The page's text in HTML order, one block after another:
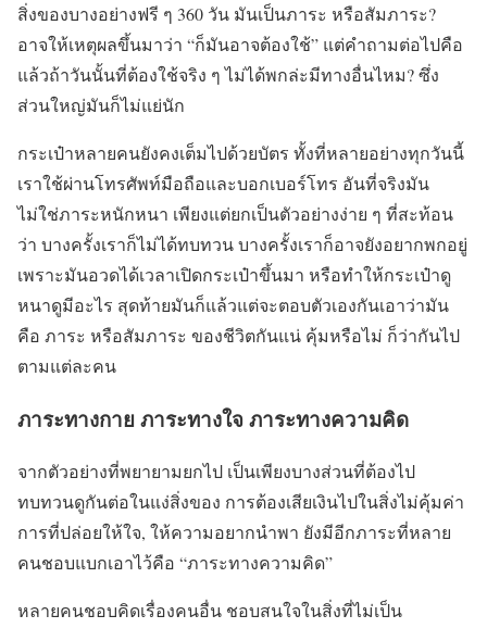
สิ่งของบางอย่างฟรี ๆ 360 วัน มันเป็นภาระ หรือสัมภาระ?
อาจให้เหตุผลขึ้นมาว่า “ก็มันอาจต้องใช้” แต่คำถามต่อไปคือ
แล้วถ้าวันนั้นที่ต้องใช้จริง ๆ ไม่ได้พกล่ะมีทางอื่นไหม? ซึ่ง
ส่วนใหญ่มันก็ไม่แย่นัก
กระเป๋าหลายคนยังคงเต็มไปด้วยบัตร ทั้งที่หลายอย่างทุกวันนี้
เราใช้ผ่านโทรศัพท์มือถือและบอกเบอร์โทร อันที่จริงมัน
ไม่ใช่ภาระหนักหนา เพียงแต่ยกเป็นตัวอย่างง่าย ๆ ที่สะท้อน
ว่า บางครั้งเราก็ไม่ได้ทบทวน บางครั้งเราก็อาจยังอยากพกอยู่
เพราะมันอวดได้เวลาเปิดกระเป๋าขึ้นมา หรือทำให้กระเป๋าดู
หนาดูมีอะไร สุดท้ายมันก็แล้วแต่จะตอบตัวเองกันเอาว่ามัน
คือ ภาระ หรือสัมภาระ ของชีวิตกันแน่ คุ้มหรือไม่ ก็ว่ากันไป
ตามแต่ละคน
ภาระทางกาย ภาระทางใจ ภาระทางความคิด
จากตัวอย่างที่พยายามยกไป เป็นเพียงบางส่วนที่ต้องไป
ทบทวนดูกันต่อในแง่สิ่งของ การต้องเสียเงินไปในสิ่งไม่คุ้มค่า
การที่ปล่อยให้ใจ, ให้ความอยากนำพา ยังมีอีกภาระที่หลาย
คนชอบแบกเอาไว้คือ “ภาระทางความคิด”
หลายคนชอบคิดเรื่องคนอื่น ชอบสนใจในสิ่งที่ไม่เป็น